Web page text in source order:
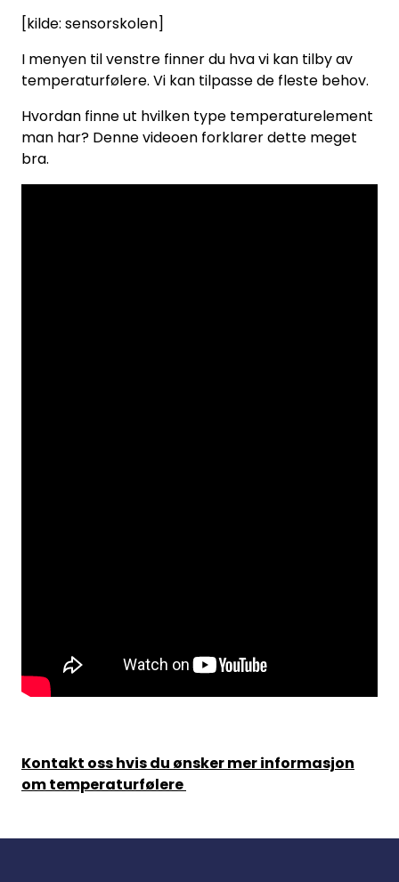
[kilde: sensorskolen]
I menyen til venstre finner du hva vi kan tilby av
temperaturfølere. Vi kan tilpasse de fleste behov.
Hvordan finne ut hvilken type temperaturelement
man har? Denne videoen forklarer dette meget
bra.
Kontakt oss hvis du ønsker mer informasjon
om temperaturfølere